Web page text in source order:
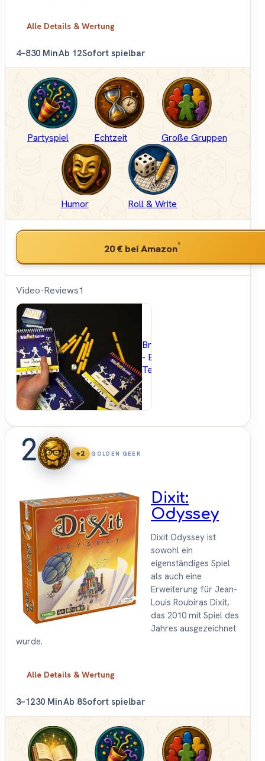
Alle Details & Wertung
4–830 MinAb 12Sofort spielbar
Partyspiel Echtzeit Große Gruppen
Humor Roll & Write
20 € bei Amazon*
Video-Reviews1
Brettspielblog.net
- Brettspiele im
Test
2 +2 GOLDEN GEEK
Dixit:
Odyssey
Dixit Odyssey ist
sowohl ein
eigenständiges Spiel
als auch eine
Erweiterung für Jean-
Louis Roubiras Dixit,
das 2010 mit Spiel des
Jahres ausgezeichnet
wurde.
Alle Details & Wertung
3–1230 MinAb 8Sofort spielbar